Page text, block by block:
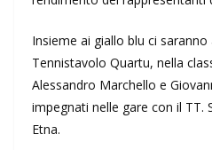
Insieme ai giallo blu ci saranno
Tennistavolo Quartu, nella
Alessandro Marchello e
impegnati nelle gare con il TT.
Etna.